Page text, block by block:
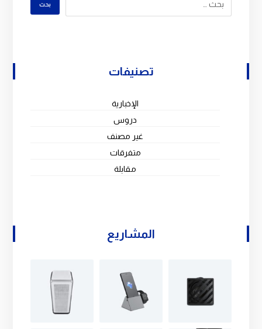
تصنيفات
الإخبارية
دروس
غير مصنف
متفرقات
مقابلة
المشاريع